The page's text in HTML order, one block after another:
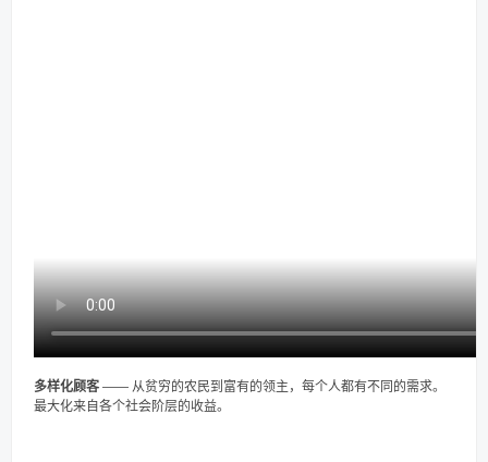
多样化顾客 —— 从贫穷的农民到富有的领主，每个人都有不同的需求。
最大化来自各个社会阶层的收益。